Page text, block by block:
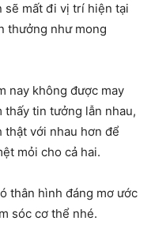
sẽ mất đi vị trí hiện tại
thưởng như mong
nay không được may
thấy tin tưởng lẫn nhau,
thật với nhau hơn để
mỏi cho cả hai.
thân hình đáng mơ ước
sóc cơ thể nhé.